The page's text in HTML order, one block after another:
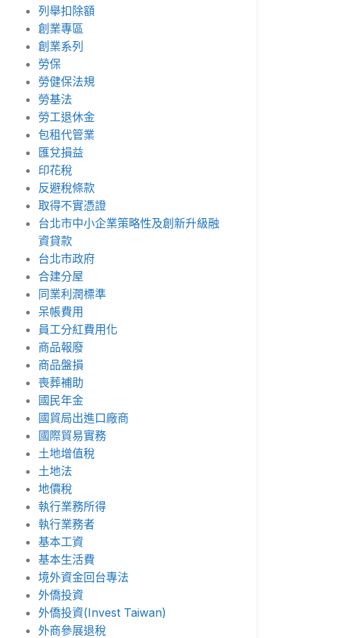
列舉扣除額
創業專區
創業系列
勞保
勞健保法規
勞基法
勞工退休金
包租代管業
匯兌損益
印花稅
反避稅條款
取得不實憑證
台北市中小企業策略性及創新升級融
資貸款
台北市政府
合建分屋
同業利潤標準
呆帳費用
員工分紅費用化
商品報廢
商品盤損
喪葬補助
國民年金
國貿局出進口廠商
國際貿易實務
土地增值稅
土地法
地價稅
執行業務所得
執行業務者
基本工資
基本生活費
境外資金回台專法
外僑投資
外僑投資(Invest Taiwan)
外商參展退稅